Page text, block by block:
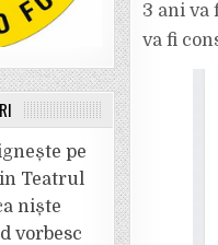
3 ani va
va fi
pe
Teatrul
niște
vorbesc